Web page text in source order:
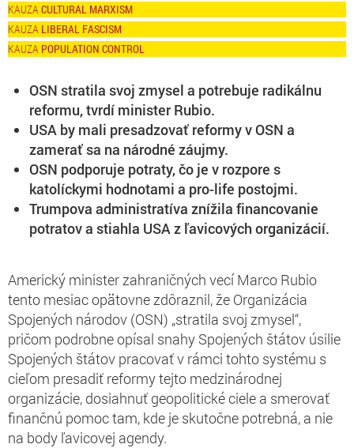
CULTURAL MARXISM
LIBERAL FASCISM
POPULATION CONTROL
OSN stratila svoj zmysel a potrebuje radikálnu
reformu, tvrdí minister Rubio.
USA by mali presadzovať reformy v OSN a
zamerať sa na národné záujmy.
OSN podporuje potraty, čo je v rozpore s
katolíckymi hodnotami a pro-life postojmi.
Trumpova administratíva znížila financovanie
potratov a stiahla USA z ľavicových organizácií.
Americký minister zahraničných vecí Marco Rubio
tento mesiac opätovne zdôraznil, že Organizácia
Spojených národov (OSN) „stratila svoj zmysel“,
pričom podrobne opísal snahy Spojených štátov úsilie
Spojených štátov pracovať v rámci tohto systému s
cieľom presadiť reformy tejto medzinárodnej
organizácie, dosiahnuť geopolitické ciele a smerovať
finančnú pomoc tam, kde je skutočne potrebná, a nie
na body ľavicovej agendy.